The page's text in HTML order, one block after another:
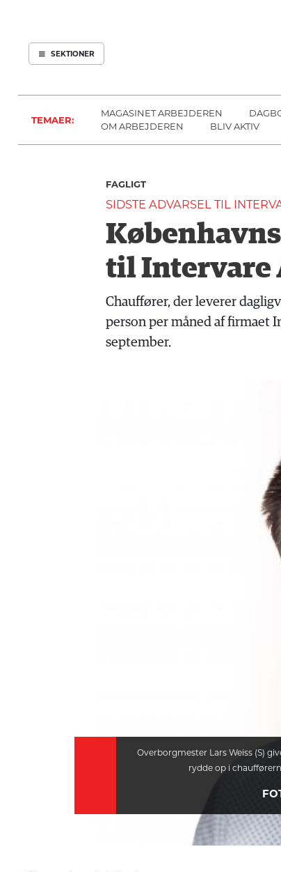
SEKTIONER
ARBEJDEREN
MENER
UDLAND
LÆSER
LÆSER
SOUNDCLOUD
ABONNER
LOG IND
OM
SEKTIONER
TEMAER:
MAGASINET ARBEJDEREN
OM ARBEJDEREN
BLIV AKTIV
FAGLIGT
SIDSTE ADVARSEL TIL
til Intervare
Chauffører, der leverer
person per måned af firmaet
september.
Overborgmester Lars Weiss (S)
rydde op i